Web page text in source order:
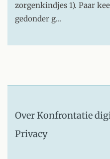
zorgenkindjes 1). Paar
gedonder g…
Over Konfrontatie
Privacy